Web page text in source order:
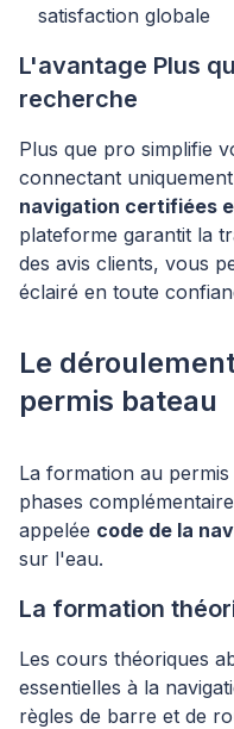
satisfaction globale
L'avantage Plus
recherche
Plus que pro simplifie
connectant
navigation certifiées
plateforme garantit la
des avis clients, vous
éclairé en toute
Le
permis bateau
La formation au
phases
appelée code de la
sur l'eau.
La formation
Les cours théoriques
essentielles à la
règles de barre et de